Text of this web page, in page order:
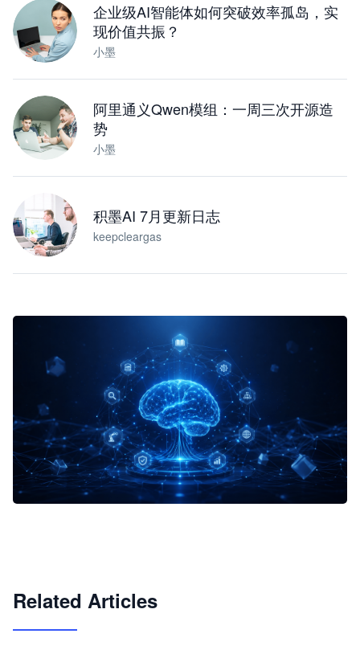
企业级AI智能体如何突破效率孤岛，实
现价值共振？
小墨
阿里通义Qwen模组：一周三次开源造
势
小墨
积墨AI 7月更新日志
keepcleargas
Related Articles